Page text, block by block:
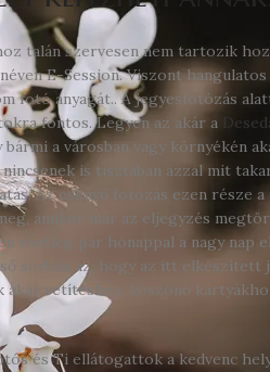
talán szervesen nem tartozik
E-Session. Viszont
fotó anyagát.. A jegyesfotózás
fontos. Legyen az akár a
bármi a városban vagy környékén
is tisztában azzal mit
Az esküvő fotózás ezen része
amikor már az eljegyzés
esetleg pár hónappal a nagy nap
sorban az, hogy az itt elkészített
akár vetítéshez, köszönő
és Ti ellátogattok a kedvenc